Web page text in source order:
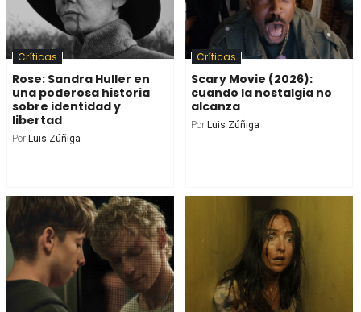
Críticas
Rose: Sandra Huller en
una poderosa historia
sobre identidad y
libertad
Por Luis Zúñiga
Críticas
Scary Movie (2026):
cuando la nostalgia no
alcanza
Por Luis Zúñiga